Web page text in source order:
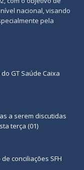
nacional, visando
pela
GT Saúde Caixa
a serem discutidas
terça (01)
conciliações SFH